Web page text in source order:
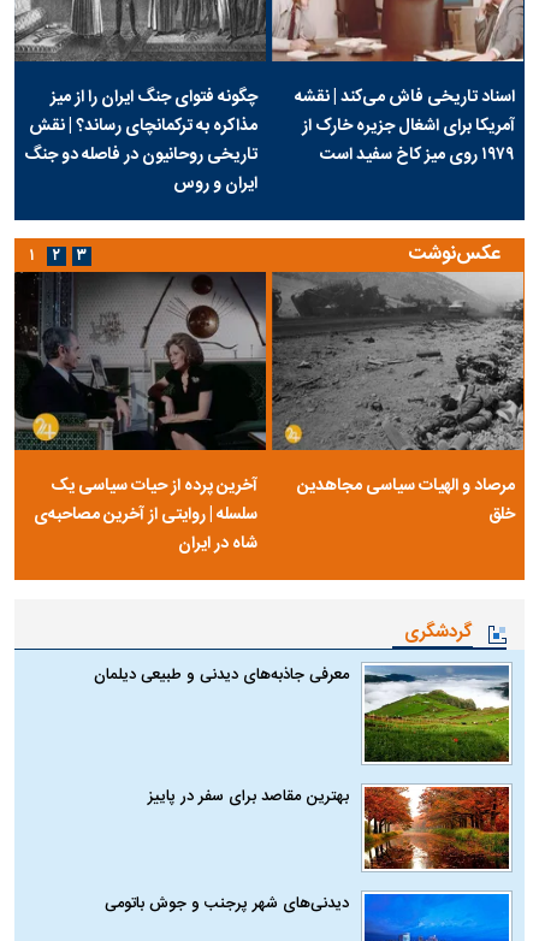
اسناد تاریخی فاش می‌کند | نقشه
آمریکا برای اشغال جزیره خارک از
۱۹۷۹ روی میز کاخ سفید است
چگونه فتوای جنگ ایران را از میز
مذاکره به ترکمانچای رساند؟ | نقش
تاریخی روحانیون در فاصله دو جنگ
ایران و روس
عکس‌نوشت
مرصاد و الهیات سیاسی مجاهدین
خلق
آخرین پرده از حیات سیاسی یک
سلسله | روایتی از آخرین مصاحبه‌ی
شاه در ایران
۱ ۲ ۳
گردشگری
معرفی جاذبه‌های دیدنی و طبیعی دیلمان
بهترین مقاصد برای سفر در پاییز
دیدنی‌های شهر پرجنب و جوش باتومی